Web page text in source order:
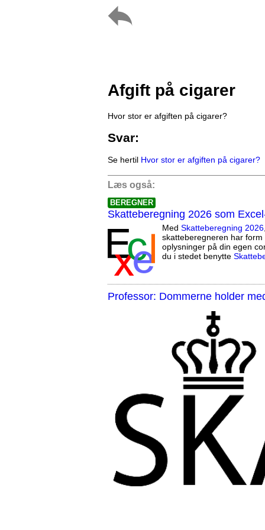
Afgift på cigarer
Hvor stor er afgiften på cigarer?
Svar:
Se hertil Hvor stor er afgiften på cigarer?
Læs også:
BEREGNER
Skatteberegning 2026 som
Med Skatteberegning 2026
skatteberegneren har
oplysninger på din egen
du i stedet benytte
Professor: Dommerne holder